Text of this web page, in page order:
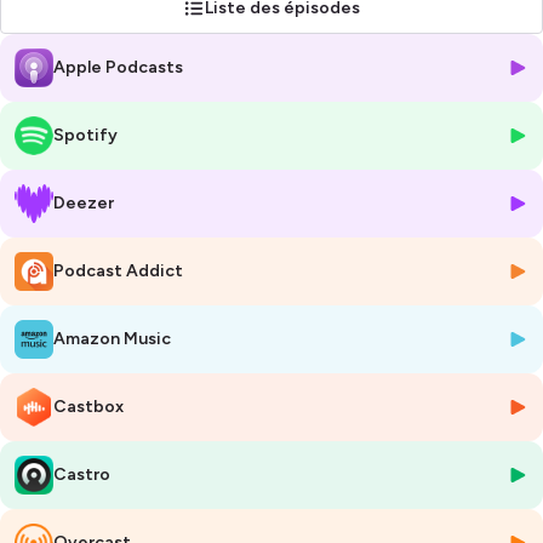
demain.
pour plus d'informations.
Liste des épisodes
Apple Podcasts
Spotify
Deezer
Podcast Addict
Amazon Music
Castbox
Castro